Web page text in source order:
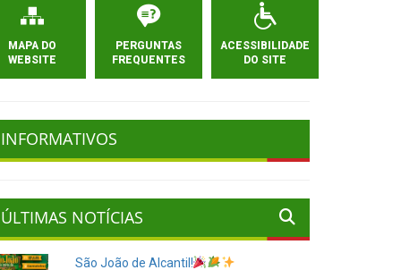
MAPA DO
WEBSITE
PERGUNTAS
FREQUENTES
ACESSIBILIDADE
DO SITE
INFORMATIVOS
ÚLTIMAS NOTÍCIAS
São João de Alcantil!